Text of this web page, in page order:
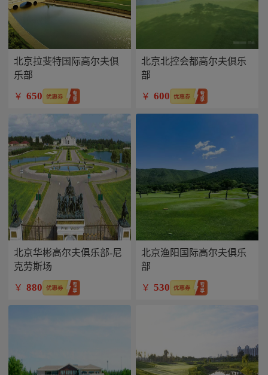
北京拉斐特国际高尔夫俱
乐部
￥ 650
北京北控会都高尔夫俱乐
部
￥ 600
北京华彬高尔夫俱乐部-尼
克劳斯场
￥ 880
北京渔阳国际高尔夫俱乐
部
￥ 530